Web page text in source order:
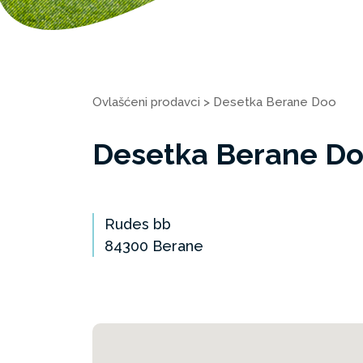
Ovlašćeni prodavci > Desetka Berane Doo
Desetka Berane
Rudes bb
84300 Berane